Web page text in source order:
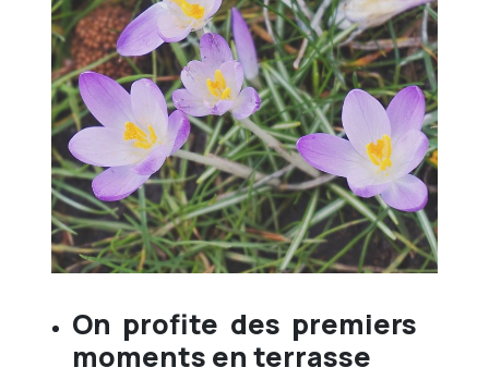
On profite des premiers
moments en terrasse